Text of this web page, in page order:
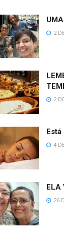
2
2
4
ELA
26